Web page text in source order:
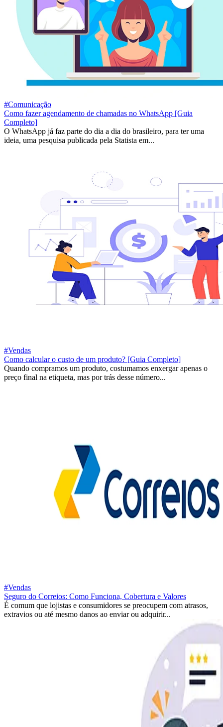
#Comunicação
Como fazer agendamento de chamadas no WhatsApp [Guia
Completo]
O WhatsApp já faz parte do dia a dia do brasileiro, para ter uma
ideia, uma pesquisa publicada pela Statista em...
#Vendas
Como calcular o custo de um produto? [Guia Completo]
Quando compramos um produto, costumamos enxergar apenas o
preço final na etiqueta, mas por trás desse número...
#Vendas
Seguro do Correios: Como Funciona, Cobertura e Valores
É comum que lojistas e consumidores se preocupem com atrasos,
extravios ou até mesmo danos ao enviar ou adquirir...